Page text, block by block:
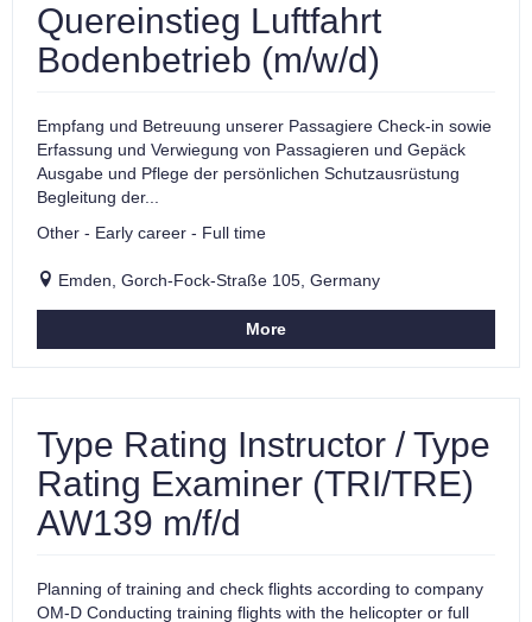
Quereinstieg Luftfahrt
Bodenbetrieb (m/w/d)
Empfang und Betreuung unserer Passagiere Check-in sowie
Erfassung und Verwiegung von Passagieren und Gepäck
Ausgabe und Pflege der persönlichen Schutzausrüstung
Begleitung der...
Other - Early career - Full time
Emden, Gorch-Fock-Straße 105, Germany
More
Type Rating Instructor / Type
Rating Examiner (TRI/TRE)
AW139 m/f/d
Planning of training and check flights according to company
OM-D Conducting training flights with the helicopter or full